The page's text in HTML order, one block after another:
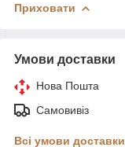
Приховати
Умови доставки
Нова Пошта
Самовивіз
Всі умови доставки